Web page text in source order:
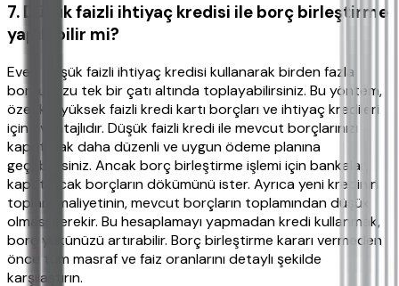
7. Düşük faizli ihtiyaç kredisi ile borç birleştirme
yapılabilir mi?
Evet, düşük faizli ihtiyaç kredisi kullanarak birden fazla
borcunuzu tek bir çatı altında toplayabilirsiniz. Bu yöntem,
özellikle yüksek faizli kredi kartı borçları ve ihtiyaç kredileri
için avantajlıdır. Düşük faizli kredi ile mevcut borçlarınızı
kapatarak daha düzenli ve uygun ödeme planına
geçebilirsiniz. Ancak borç birleştirme işlemi için bankalar,
kapatılacak borçların dökümünü ister. Ayrıca yeni kredinin
toplam maliyetinin, mevcut borçların toplamından düşük
olması gerekir. Bu hesaplamayı yapmadan kredi kullanmak,
borç yükünüzü artırabilir. Borç birleştirme kararı vermeden
önce tüm masraf ve faiz oranlarını detaylı şekilde
karşılaştırın.